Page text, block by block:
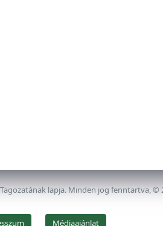
lapja. Minden jog fenntartva, ©
Médiaajánlat